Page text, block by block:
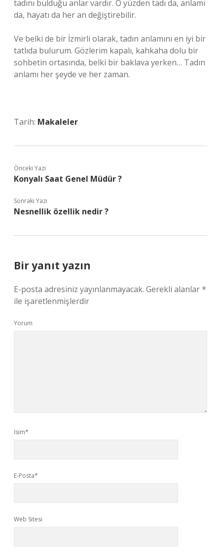
tadını bulduğu anlar vardır. O yüzden tadı da, anlamı
da, hayatı da her an değiştirebilir.
Ve belki de bir İzmirli olarak, tadın anlamını en iyi bir
tatlıda bulurum. Gözlerim kapalı, kahkaha dolu bir
sohbetin ortasında, belki bir baklava yerken… Tadın
anlamı her şeyde ve her zaman.
Tarih: Makaleler
Önceki Yazı
Konyalı Saat Genel Müdür ?
Sonraki Yazı
Nesnellik özellik nedir ?
Bir yanıt yazın
E-posta adresiniz yayınlanmayacak. Gerekli alanlar*
ile işaretlenmişlerdir
Yorum
İsim*
E-Posta*
Web Sitesi